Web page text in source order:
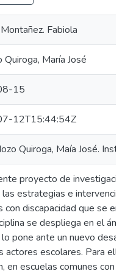
Fabiola
Quiroga, María José
15
12T15:44:54Z
Quiroga, Maía José.
proyecto de
estrategias e
con discapacidad que se
se despliega en el
lo pone ante un nuevo
actores escolares. Para
en escuelas comunes con